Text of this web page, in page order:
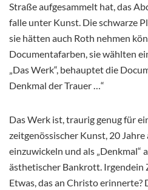
Straße aufgesammelt hat, das
falle unter Kunst. Die schwarze
sie hätten auch Roth nehmen
Documentafarben, sie wählten
„Das Werk“, behauptet die
Denkmal der Trauer …“
Das Werk ist, traurig genug für
zeitgenössischer Kunst, 20 Jahre
einzuwickeln und als „Denkmal“
ästhetischer Bankrott. Irgendein
Etwas, das an Christo